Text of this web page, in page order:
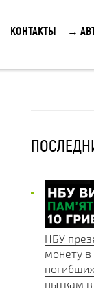
КОНТАКТЫ →
НБУ
монету в
пыткам